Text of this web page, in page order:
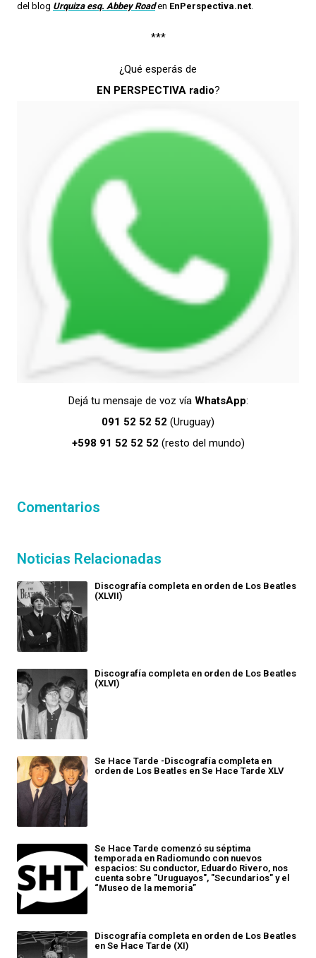
del blog Urquiza esq. Abbey Roaden EnPerspectiva.net.
***
¿Qué esperás de
EN PERSPECTIVA radio?
Dejá tu mensaje de voz vía WhatsApp:
091 52 52 52 (Uruguay)
+598 91 52 52 52 (resto del mundo)
Comentarios
Noticias Relacionadas
Discografía completa en orden de Los Beatles
(XLVII)
Discografía completa en orden de Los Beatles
(XLVI)
Se Hace Tarde -Discografía completa en
orden de Los Beatles en Se Hace Tarde XLV
Se Hace Tarde comenzó su séptima
temporada en Radiomundo con nuevos
espacios: Su conductor, Eduardo Rivero, nos
cuenta sobre "Uruguayos", "Secundarios" y el
“Museo de la memoria”
Discografía completa en orden de Los Beatles
en Se Hace Tarde (XI)